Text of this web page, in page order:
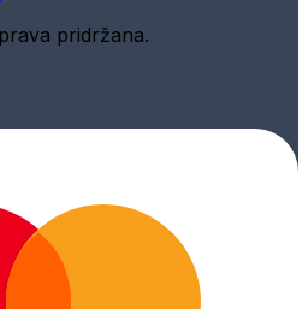
pridržana.